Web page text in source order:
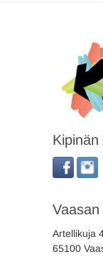
Artellikuja
65100